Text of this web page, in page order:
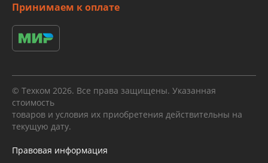
Принимаем к оплате
© Техком 2026. Все права защищены. Указанная
стоимость
товаров и условия их приобретения действительны на
текущую дату.
Правовая информация